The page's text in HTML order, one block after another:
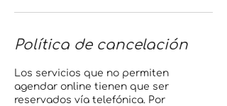
Política de cancelación
Los servicios que no permiten
agendar online tienen que ser
reservados vía telefónica. Por